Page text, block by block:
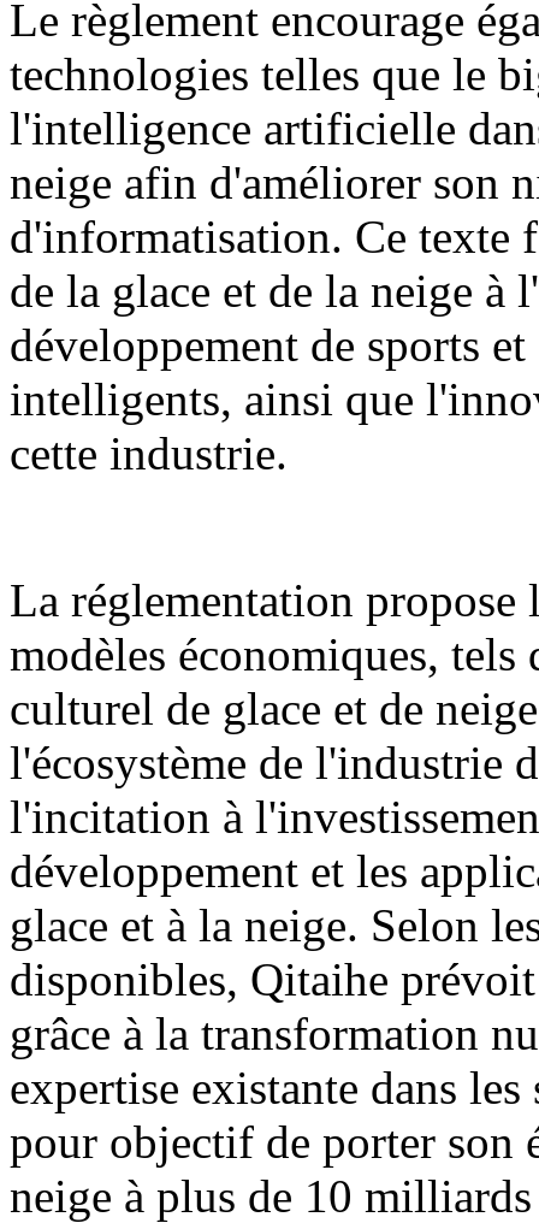
Le règlement encourage
technologies telles que le
l'intelligence artificielle
neige afin d'améliorer son
d'informatisation. Ce texte
de la glace et de la neige à
développement de sports
intelligents, ainsi que
cette industrie.
La réglementation propose
modèles économiques,
culturel de glace et de
l'écosystème de l'industrie
l'incitation à
développement et les
glace et à la neige. Selon
disponibles, Qitaihe
grâce à la transformation
expertise existante dans
pour objectif de porter son
neige à plus de 10